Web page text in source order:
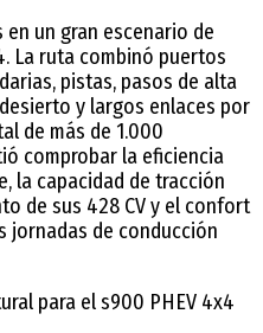
un gran escenario de
La ruta combinó puertos
pistas, pasos de alta
y largos enlaces por
de más de 1.000
comprobar la eficiencia
la capacidad de tracción
de sus 428 CV y el confort
jornadas de conducción
para el s900 PHEV 4x4